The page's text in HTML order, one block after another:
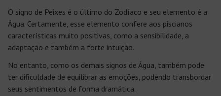
O signo de Peixes é o último do Zodíaco e seu elemento é a
Água. Certamente, esse elemento confere aos piscianos
características muito positivas, como a sensibilidade, a
adaptação e também a forte intuição.
No entanto, como os demais signos de Água, também pode
ter dificuldade de equilibrar as emoções, podendo transbordar
seus sentimentos de forma dramática.